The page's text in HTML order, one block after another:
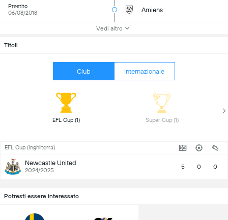
Prestito
06/08/2018
Amiens
Vedi altro
Titoli
Club Internazionale
EFL Cup (1) Super Cup (1)
EFL Cup (Inghilterra)
Newcastle United
2024/2025 5 0 0
Potresti essere interessato